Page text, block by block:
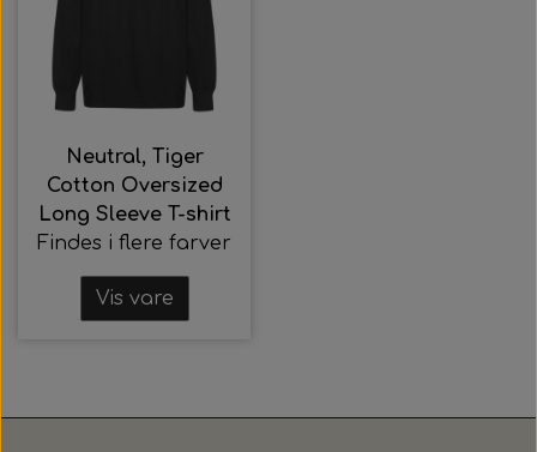
Neutral, Tiger
Cotton Oversized
Long Sleeve T-shirt
Findes i flere farver
Vis vare